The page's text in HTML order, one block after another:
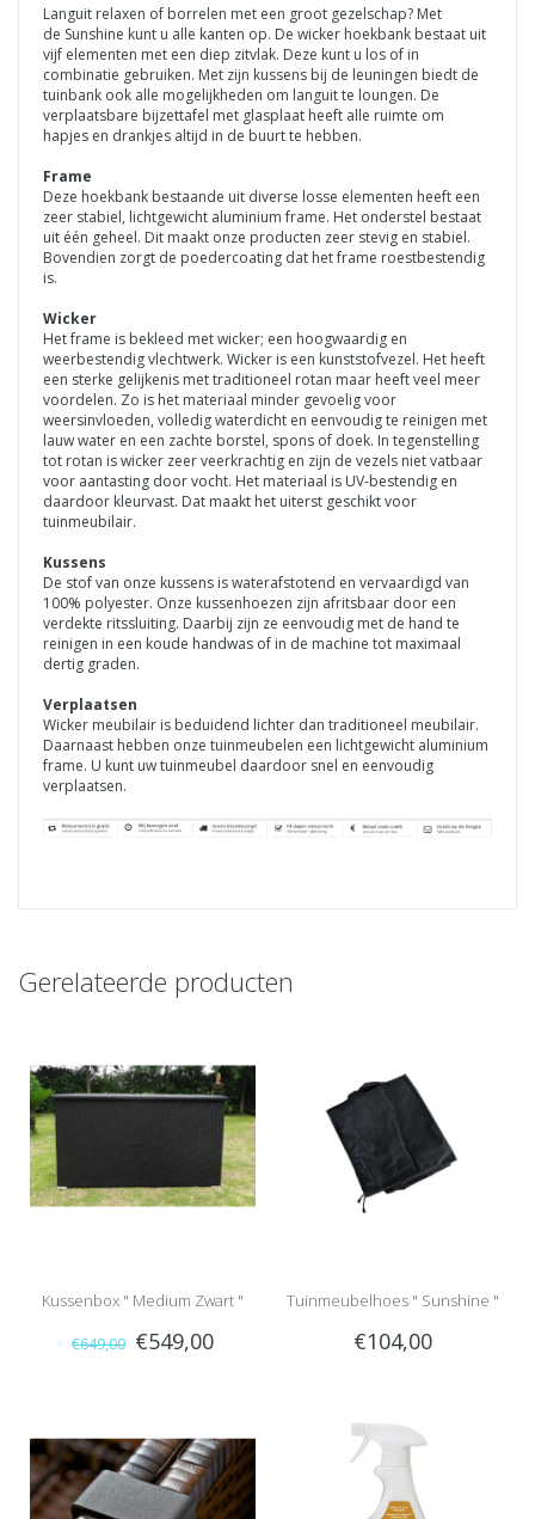
Languit relaxen of borrelen met een groot gezelschap? Met
de Sunshine kunt u alle kanten op. De wicker hoekbank bestaat uit
vijf elementen met een diep zitvlak. Deze kunt u los of in
combinatie gebruiken. Met zijn kussens bij de leuningen biedt de
tuinbank ook alle mogelijkheden om languit te loungen. De
verplaatsbare bijzettafel met glasplaat heeft alle ruimte om
hapjes en drankjes altijd in de buurt te hebben.
Frame
Deze hoekbank bestaande uit diverse losse elementen heeft een
zeer stabiel, lichtgewicht aluminium frame. Het onderstel bestaat
uit één geheel. Dit maakt onze producten zeer stevig en stabiel.
Bovendien zorgt de poedercoating dat het frame roestbestendig
is.
Wicker
Het frame is bekleed met wicker; een hoogwaardig en
weerbestendig vlechtwerk. Wicker is een kunststofvezel. Het heeft
een sterke gelijkenis met traditioneel rotan maar heeft veel meer
voordelen. Zo is het materiaal minder gevoelig voor
weersinvloeden, volledig waterdicht en eenvoudig te reinigen met
lauw water en een zachte borstel, spons of doek. In tegenstelling
tot rotan is wicker zeer veerkrachtig en zijn de vezels niet vatbaar
voor aantasting door vocht. Het materiaal is UV-bestendig en
daardoor kleurvast. Dat maakt het uiterst geschikt voor
tuinmeubilair.
Kussens
De stof van onze kussens is waterafstotend en vervaardigd van
100% polyester. Onze kussenhoezen zijn afritsbaar door een
verdekte ritssluiting. Daarbij zijn ze eenvoudig met de hand te
reinigen in een koude handwas of in de machine tot maximaal
dertig graden.
Verplaatsen
Wicker meubilair is beduidend lichter dan traditioneel meubilair.
Daarnaast hebben onze tuinmeubelen een lichtgewicht aluminium
frame. U kunt uw tuinmeubel daardoor snel en eenvoudig
verplaatsen.
Gerelateerde producten
Kussenbox " Medium Zwart "
€649,00 €549,00
Tuinmeubelhoes " Sunshine "
€104,00